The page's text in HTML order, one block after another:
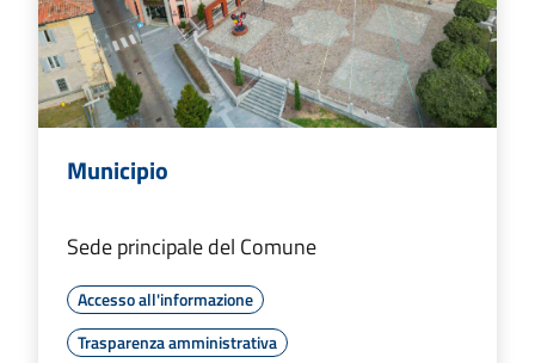
Municipio
Sede principale del Comune
Accesso all'informazione
Trasparenza amministrativa